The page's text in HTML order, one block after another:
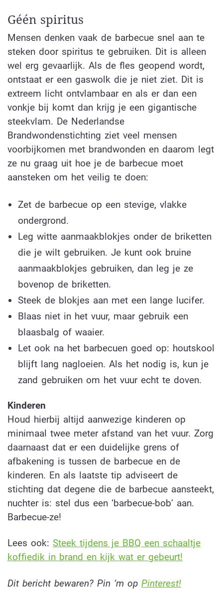
Géén spiritus
Mensen denken vaak de barbecue snel aan te
steken door spiritus te gebruiken. Dit is alleen
wel erg gevaarlijk. Als de fles geopend wordt,
ontstaat er een gaswolk die je niet ziet. Dit is
extreem licht ontvlambaar en als er dan een
vonkje bij komt dan krijg je een gigantische
steekvlam. De Nederlandse
Brandwondenstichting ziet veel mensen
voorbijkomen met brandwonden en daarom legt
ze nu graag uit hoe je de barbecue moet
aansteken om het veilig te doen:
Zet de barbecue op een stevige, vlakke
ondergrond.
Leg witte aanmaakblokjes onder de briketten
die je wilt gebruiken. Je kunt ook bruine
aanmaakblokjes gebruiken, dan leg je ze
bovenop de briketten.
Steek de blokjes aan met een lange lucifer.
Blaas niet in het vuur, maar gebruik een
blaasbalg of waaier.
Let ook na het barbecuen goed op: houtskool
blijft lang nagloeien. Als het nodig is, kun je
zand gebruiken om het vuur echt te doven.
Kinderen
Houd hierbij altijd aanwezige kinderen op
minimaal twee meter afstand van het vuur. Zorg
daarnaast dat er een duidelijke grens of
afbakening is tussen de barbecue en de
kinderen. En als laatste tip adviseert de
stichting dat degene die de barbecue aansteekt,
nuchter is: stel dus een ‘barbecue-bob’ aan.
Barbecue-ze!
Lees ook: Steek tijdens je BBQ een schaaltje
koffiedik in brand en kijk wat er gebeurt!
Dit bericht bewaren? Pin ‘m op Pinterest!